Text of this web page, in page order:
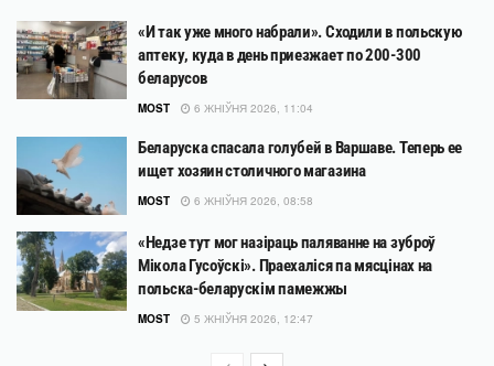
«И так уже много набрали». Сходили в польскую
аптеку, куда в день приезжает по 200-300
беларусов
MOST 6 ЖНІЎНЯ 2026, 11:04
Беларуска спасала голубей в Варшаве. Теперь ее
ищет хозяин столичного магазина
MOST 6 ЖНІЎНЯ 2026, 08:58
«Недзе тут мог назіраць паляванне на зуброў
Мікола Гусоўскі». Праехаліся па мясцінах на
польска-беларускім памежжы
MOST 5 ЖНІЎНЯ 2026, 12:47